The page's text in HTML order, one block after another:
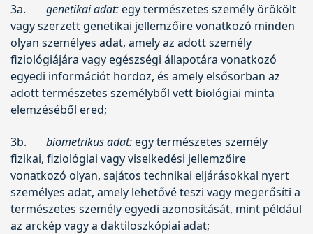
3a. genetikai adat:egy természetes személy örökölt
vagy szerzett genetikai jellemzőire vonatkozó minden
olyan személyes adat, amely az adott személy
fiziológiájára vagy egészségi állapotára vonatkozó
egyedi információt hordoz, és amely elsősorban az
adott természetes személyből vett biológiai minta
elemzéséből ered;
3b. biometrikus adat:egy természetes személy
fizikai, fiziológiai vagy viselkedési jellemzőire
vonatkozó olyan, sajátos technikai eljárásokkal nyert
személyes adat, amely lehetővé teszi vagy megerősíti a
természetes személy egyedi azonosítását, mint például
az arckép vagy a daktiloszkópiai adat;